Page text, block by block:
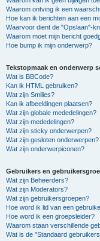
Waarom ontving ik een
Hoe kan ik berichten aan een
Waarvoor dient de "Opslaan"-
Waarom moet mijn bericht
Hoe bump ik mijn onderwerp?
Tekstopmaak en onderwerp
Wat is BBCode?
Kan ik HTML gebruiken?
Wat zijn Smilies?
Kan ik afbeeldingen plaatsen?
Wat zijn globale mededelingen?
Wat zijn mededelingen?
Wat zijn sticky onderwerpen?
Wat zijn gesloten onderwerpen?
Wat zijn onderwerpiconen?
Gebruikers en
Wat zijn Beheerders?
Wat zijn Moderators?
Wat zijn gebruikersgroepen?
Hoe word ik lid van een
Hoe word ik een groepsleider?
Waarom staan verschillende
Wat is de "Standaard